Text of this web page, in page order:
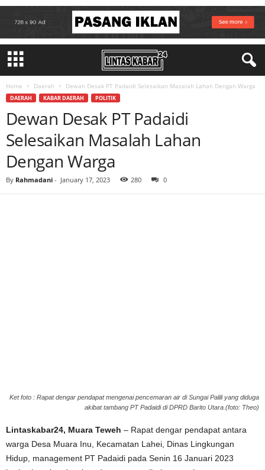
Home Daerah Dewan Desak PT Padaidi Selesaikan Masalah Lahan Dengan Warga
DAERAH KABAR DAERAH POLITIK
Dewan Desak PT Padaidi
Selesaikan Masalah Lahan
Dengan Warga
By Rahmadani - January 17, 2023 280 0
Ket foto : Rapat dengar pendapat mengenai pencemaran air di Sungai Palili yang diduga
akibat tambang PT Padaidi di DPRD Barito Utara.(foto: Theo)
Lintaskabar24, Muara Teweh – Rapat dengar pendapat antara
warga Desa Muara Inu, Kecamatan Lahei, Dinas Lingkungan
Hidup, management PT Padaidi pada Senin 16 Januari 2023